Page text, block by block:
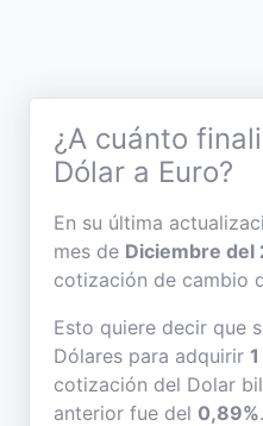
¿A cuánto
Dólar a Euro?
En su última
mes de Diciembre del
cotización de cambio
Esto quiere decir que
Dólares para adquirir 1
cotización del Dolar
anterior fue del 0,89%.